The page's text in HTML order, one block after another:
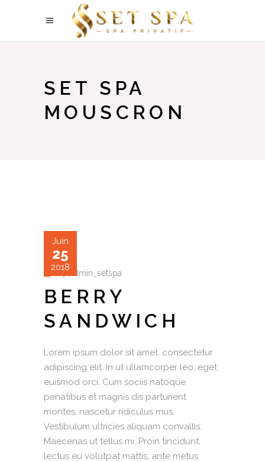
SET SPA
MOUSCRON
Juin
25
2018
by admin_setspa
BERRY
SANDWICH
Lorem ipsum dolor sit amet, consectetur
adipiscing elit. In ut ullamcorper leo, eget
euismod orci. Cum sociis natoque
penatibus et magnis dis parturient
montes, nascetur ridiculus mus.
Vestibulum ultricies aliquam convallis.
Maecenas ut tellus mi. Proin tincidunt,
lectus eu volutpat mattis, ante metus